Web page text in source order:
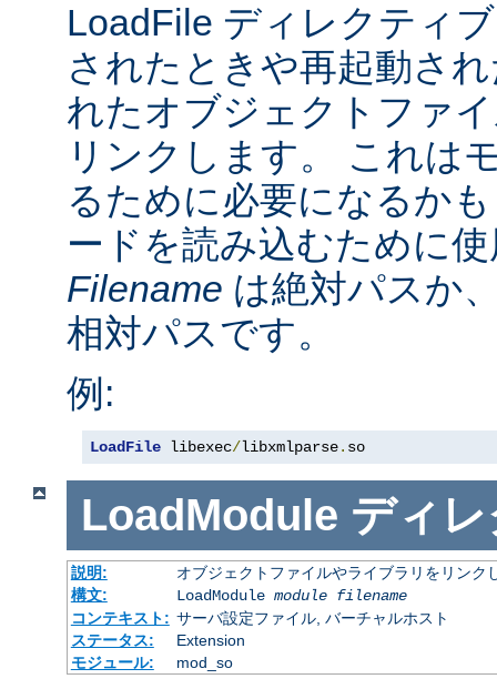
LoadFile ディレクティ
されたときや再起動さ
れたオブジェクトファ
リンクします。 これは
るために必要になるか
ードを読み込むために
Filename は絶対パスか
相対パスです。
例:
LoadFile libexec/libxmlparse. so
LoadModule ディ
説明:
オブジェクトファイルやライブラリをリン
構文:
LoadModule module filename
コンテキスト: サーバ設定ファイル, バーチャルホスト
ステータス:
Extension
モジュール:
mod_so